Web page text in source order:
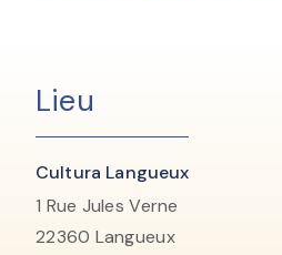
Lieu
Cultura Langueux
1 Rue Jules Verne
22360 Langueux